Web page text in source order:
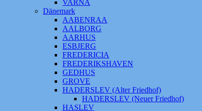
VARNA
Dänemark
AABENRAA
AALBORG
AARHUS
ESBJERG
FREDERICIA
FREDERIKSHAVEN
GEDHUS
GROVE
HADERSLEV (Alter Friedhof)
HADERSLEV (Neuer Friedhof)
HASLEV